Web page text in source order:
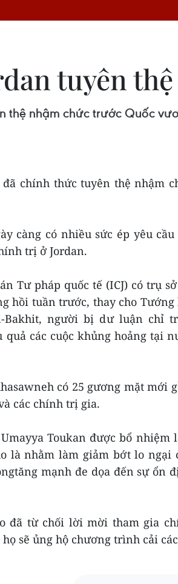
tuyên
thệ nhậm chức trước Quốc
chính thức tuyên thệ nhậm
càng có nhiều sức ép yêu cầu
trị ở Jordan.
Tư pháp quốc tế (ICJ) có trụ
hồi tuần trước, thay cho Tướng
Bakhit, người bị dư luận chỉ
các cuộc khủng hoảng tại
có 25 gương mặt mới
các chính trị gia.
Toukan được bổ nhiệm
là nhằm làm giảm bớt lo ngại
mạnh đe dọa đến sự ổn
đã từ chối lời mời tham gia
sẽ ủng hộ chương trình cải